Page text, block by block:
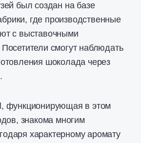
был создан на базе
где производственные
с выставочными
смогут наблюдать
шоколада через
функционирующая в этом
знакома многим
характерному аромату